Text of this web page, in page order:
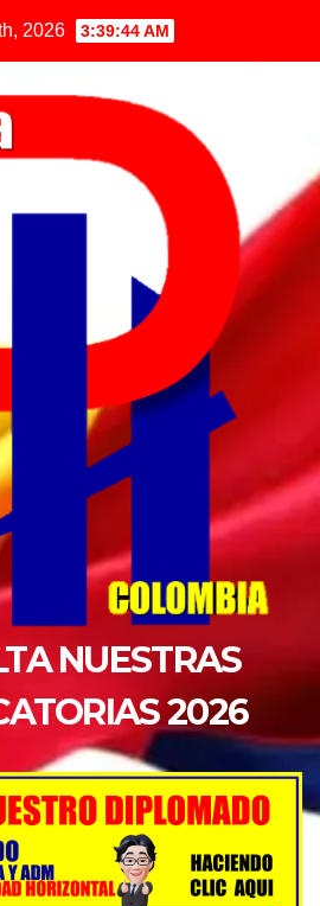
2026 3:39:45 AM
NUESTRAS
2026